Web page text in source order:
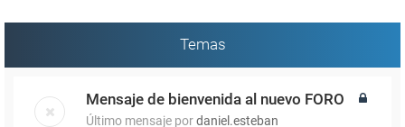
Temas
Mensaje de bienvenida al nuevo FORO
Último mensaje pordaniel.esteban